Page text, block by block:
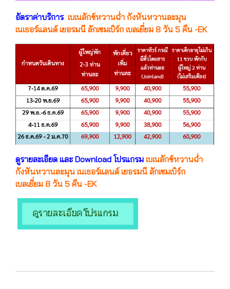
อัตราค่าบริการ เบเนลักซ์หวานฉ่ำ กังหันหวานละมุน
เนเธอร์แลนด์ เยอรมนี ลักเซมเบิร์ก เบลเยี่ยม 8 วัน 5 คืน -EK
ดูรายละเอียด และ Download โปรแกรม เบเนลักซ์หวานฉ่ำ
กังหันหวานละมุน เนเธอร์แลนด์ เยอรมนี ลักเซมเบิร์ก
เบลเยี่ยม 8 วัน 5 คืน -EK